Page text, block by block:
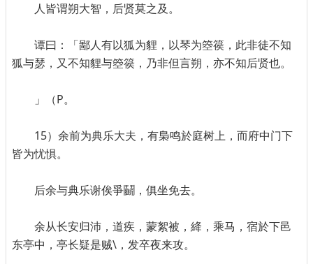
人皆谓朔大智，后贤莫之及。
谭曰：「鄙人有以狐为貍，以琴为箜篌，此非徒不知
狐与瑟，又不知貍与箜篌，乃非但言朔，亦不知后贤也。
」（P。
15）余前为典乐大夫，有梟鸣於庭树上，而府中门下
皆为忧惧。
后余与典乐谢俟爭鬭，俱坐免去。
余从长安归沛，道疾，蒙絮被，絳，乘马，宿於下邑
东亭中，亭长疑是贼\，发卒夜来攻。